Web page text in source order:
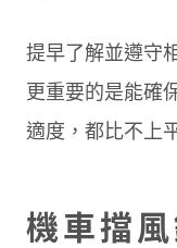
提早了解並遵守
更重要的是能確
適度，都比不上
機車擋